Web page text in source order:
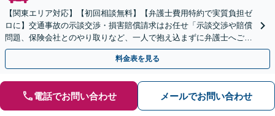
【関東エリア対応】【初回相談無料】【弁護士費用特約で実質負担ゼ
ロに】交通事故の示談交渉・損害賠償請求はお任せ「示談交渉や賠償
問題、保険会社とのやり取りなど、一人で抱え込まずに弁護士へご相
談を」豊富な経験を活かし、最善の対応方針をご提案
料金表を見る
電話でお問い合わせ メールでお問い合わせ